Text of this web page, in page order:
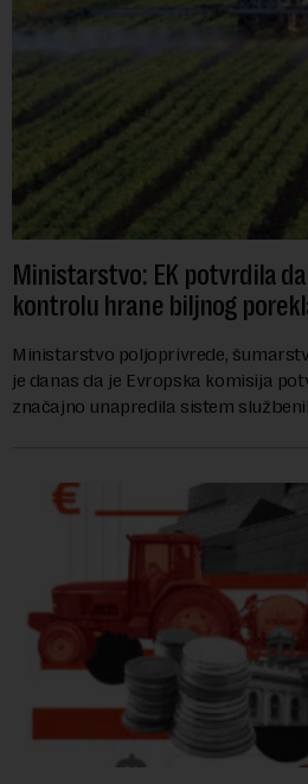
Ministarstvo: EK potvrdila
kontrolu hrane biljnog
Ministarstvo poljoprivrede,
je danas da je Evropska komisija
značajno unapredila sistem